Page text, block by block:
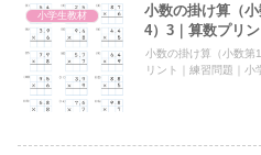
小学生教材
小数の掛け算（
4）3｜算数プリ
小数の掛け算（小数第
リント｜練習問題｜小